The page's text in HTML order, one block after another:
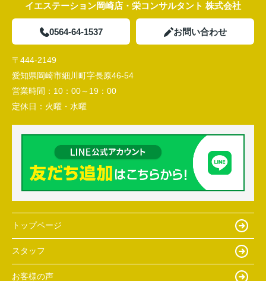
イエステーション岡崎店・栄コンサルタント 株式会社
0564-64-1537 お問い合わせ
〒444-2149
愛知県岡崎市細川町字長原46-54
営業時間： 10：00～19：00
定休日： 火曜・水曜
トップページ
スタッフ
お客様の声